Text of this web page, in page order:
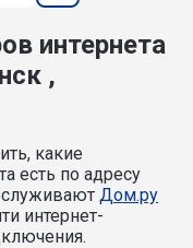
интернета
,
какие
есть по адресу
Дом.ру
интернет-